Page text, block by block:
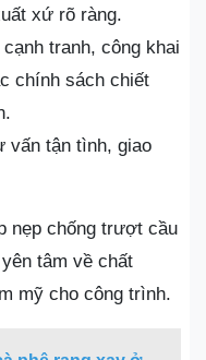
xứ rõ ràng.
tranh, công khai
chính sách chiết
vấn tận tình, giao
nẹp chống trượt cầu
tâm về chất
mỹ cho công trình.